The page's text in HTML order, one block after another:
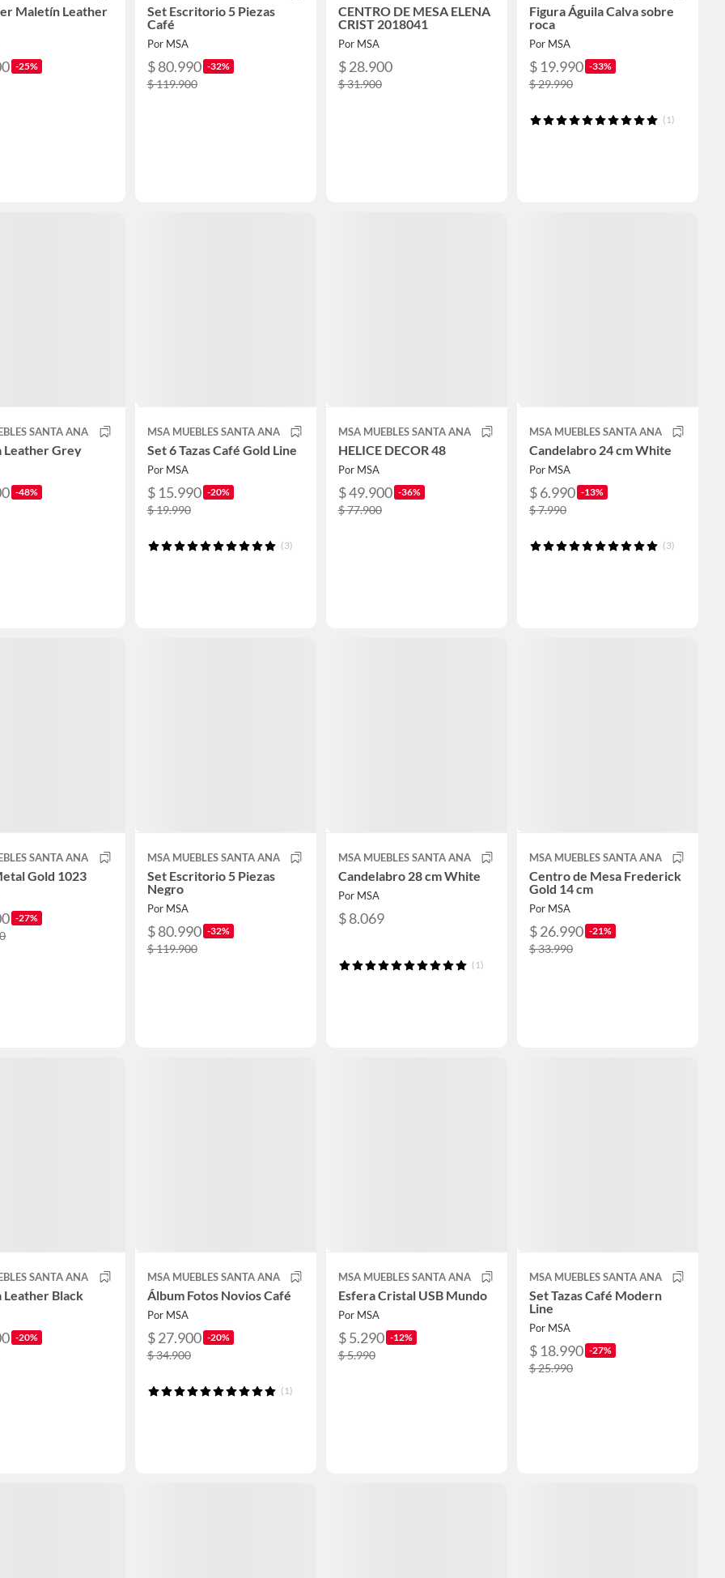
Maletín Leather
-25%
Set Escritorio 5 Piezas
Café
Por MSA
$ 80.990 -32%
$ 119.900
CENTRO DE MESA ELENA
CRIST 2018041
Por MSA
$ 28.900
$ 31.900
Figura Águila Calva sobre
roca
Por MSA
$ 19.990 -33%
$ 29.990
(1)
SANTA ANA
Leather Grey
-48%
MSA MUEBLES SANTA ANA
Set 6 Tazas Café Gold Line
Por MSA
$ 15.990 -20%
$ 19.990
(3)
MSA MUEBLES SANTA ANA
HELICE DECOR 48
Por MSA
$ 49.900 -36%
$ 77.900
MSA MUEBLES SANTA ANA
Candelabro 24 cm White
Por MSA
$ 6.990 -13%
$ 7.990
(3)
SANTA ANA
Gold 1023
-27%
MSA MUEBLES SANTA ANA
Set Escritorio 5 Piezas
Negro
Por MSA
$ 80.990 -32%
$ 119.900
MSA MUEBLES SANTA ANA
Candelabro 28 cm White
Por MSA
$ 8.069
(1)
MSA MUEBLES SANTA ANA
Centro de Mesa Frederick
Gold 14 cm
Por MSA
$ 26.990 -21%
$ 33.990
SANTA ANA
Leather Black
-20%
MSA MUEBLES SANTA ANA
Álbum Fotos Novios Café
Por MSA
$ 27.900 -20%
$ 34.900
(1)
MSA MUEBLES SANTA ANA
Esfera Cristal USB Mundo
Por MSA
$ 5.290 -12%
$ 5.990
MSA MUEBLES SANTA ANA
Set Tazas Café Modern
Line
Por MSA
$ 18.990 -27%
$ 25.990